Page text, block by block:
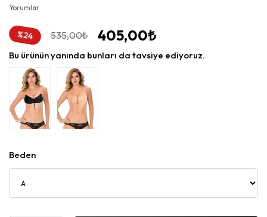
Yorumlar
%24
İndirim
535,00₺ 405,00₺
Bu ürünün yanında bunları da tavsiye ediyoruz.
Beden